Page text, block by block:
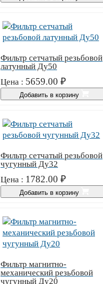
Фильтр сетчатый резьбовой
латунный Ду50
Цена : 5659.00 ₽
Добавить в корзину
Фильтр сетчатый резьбовой
чугунный Ду32
Цена : 1782.00 ₽
Добавить в корзину
Фильтр магнитно-
механический резьбовой
чугунный Ду20